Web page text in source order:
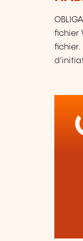
fichier
fichier.